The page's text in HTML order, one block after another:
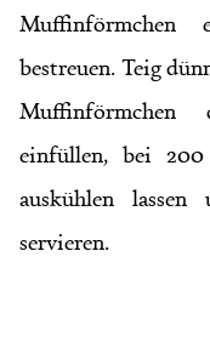
Muffinförmchen
bestreuen. Teig
Muffinförmchen
einfüllen, bei
auskühlen
servieren.